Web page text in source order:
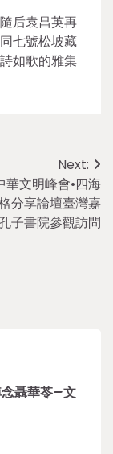
后袁昌英再
七號松坡藏
如歌的雅集
Next:
華文明峰會•四海
分享論壇臺灣嘉
子書院參觀訪問
聶華苓–文